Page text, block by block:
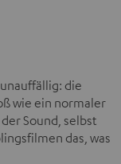
die
wie ein normaler
Sound, selbst
das, was